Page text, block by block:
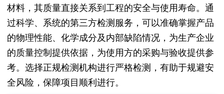
材料，其质量直接关系到工程的安全与使用寿命。通
过科学、系统的第三方检测服务，可以准确掌握产品
的物理性能、化学成分及内部缺陷情况，为生产企业
的质量控制提供依据，为使用方的采购与验收提供参
考。选择正规检测机构进行严格检测，有助于规避安
全风险，保障项目顺利进行。